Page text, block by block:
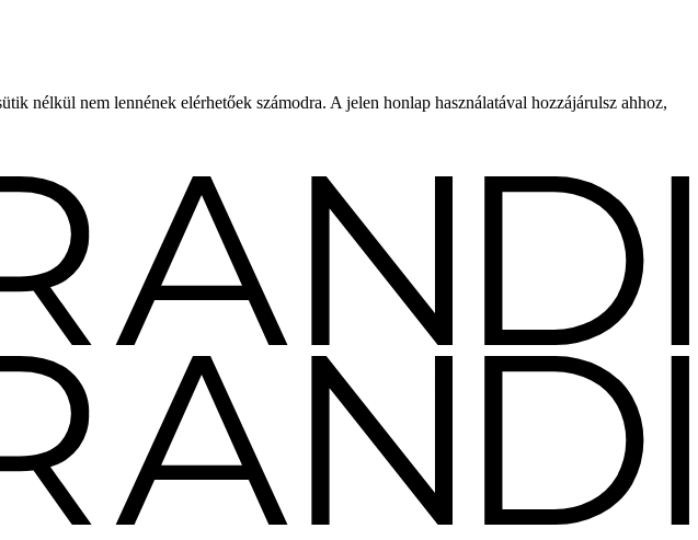
nélkül nem lennének elérhetőek számodra. A jelen honlap használatával hozzájárulsz ahhoz,